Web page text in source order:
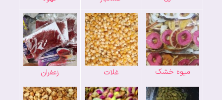
میوه خشک غلات زعفران